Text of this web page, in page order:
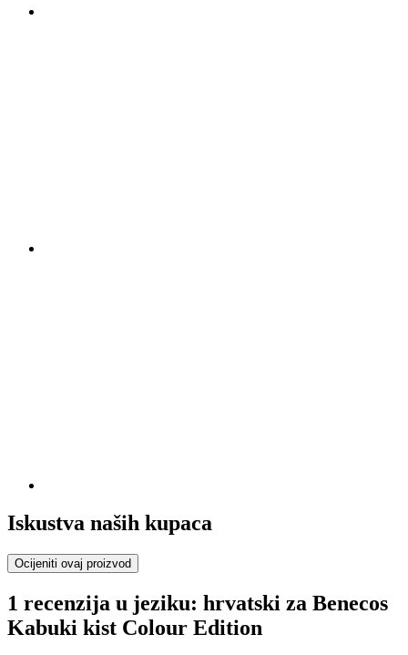
Iskustva naših kupaca
Ocijeniti ovaj proizvod
1 recenzija u jeziku: hrvatski za Benecos
Kabuki kist Colour Edition